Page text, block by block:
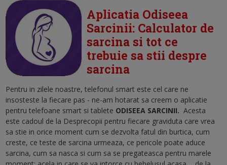
Aplicatia Odiseea
Sarcinii: Calculator de
sarcina si tot ce
trebuie sa stii despre
sarcina
Pentru in zilele noastre, telefonul smart este cel care ne
insosteste la fiecare pas - ne-am hotarat sa creem o aplicatie
pentru telefoane smart si tablete ODISEEA SARCINII. Acesta
este cadoul de la Desprecopii pentru fiecare graviduta care vrea
sa stie in orice moment cum se dezvolta fatul din burtica, cum
creste, ce teste de sarcina urmeaza, ce pericole poate aduce
sarcina, cum sa nasca si cum sa se pregateasca pentru marele